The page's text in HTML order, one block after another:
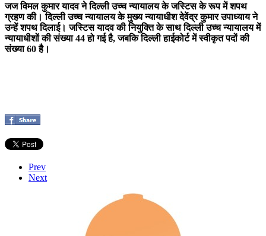
जज विमल कुमार यादव ने दिल्ली उच्च न्यायालय के जस्टिस के रूप में शपथ
ग्रहण की। दिल्ली उच्च न्यायालय के मुख्य न्यायाधीश देवेंद्र कुमार उपाध्याय ने
उन्हें शपथ दिलाई। जस्टिस यादव की नियुक्ति के साथ दिल्ली उच्च न्यायालय में
न्यायाधीशों की संख्या 44 हो गई है, जबकि दिल्ली हाईकोर्ट में स्वीकृत पदों की
संख्या 60 है।
Prev
Next